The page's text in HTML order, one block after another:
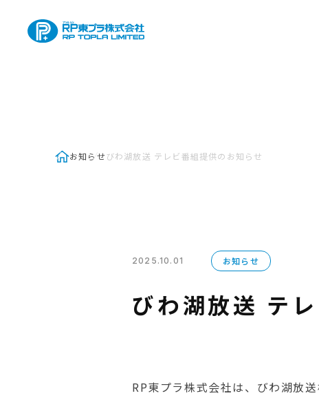
お知らせびわ湖放送 テレビ番組提供のお知らせ
2025.10.01 お知らせ
びわ湖放送 テ
RP東プラ株式会社は、びわ湖放